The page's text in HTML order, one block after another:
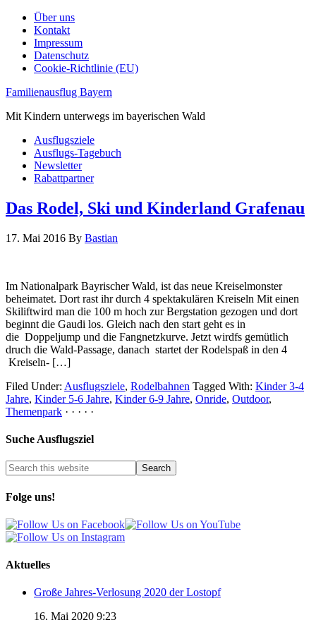
Über uns
Kontakt
Impressum
Datenschutz
Cookie-Richtlinie (EU)
Familienausflug Bayern
Mit Kindern unterwegs im bayerischen Wald
Ausflugsziele
Ausflugs-Tagebuch
Newsletter
Rabattpartner
Das Rodel, Ski und Kinderland Grafenau
17. Mai 2016 By Bastian
Im Nationalpark Bayrischer Wald, ist das neue Kreiselmonster
beheimatet. Dort rast ihr durch 4 spektakulären Kreiseln Mit einen
Skiliftwird man die 100 m hoch zur Bergstation gezogen und dort
beginnt die Gaudi los. Gleich nach den start geht es in
die Doppeljump und die Fangnetzkurve. Jetzt wirdfs gemütlich
druch die Wald-Passage, danach startet der Rodelspaß in den 4
Kreiseln- […]
Filed Under: Ausflugsziele, Rodelbahnen Tagged With: Kinder 3-4
Jahre, Kinder 5-6 Jahre, Kinder 6-9 Jahre, Onride, Outdoor,
Themenpark · · · · ·
Suche Ausflugsziel
Folge uns!
Aktuelles
Große Jahres-Verlosung 2020 der Lostopf
16. Mai 2020 9:23